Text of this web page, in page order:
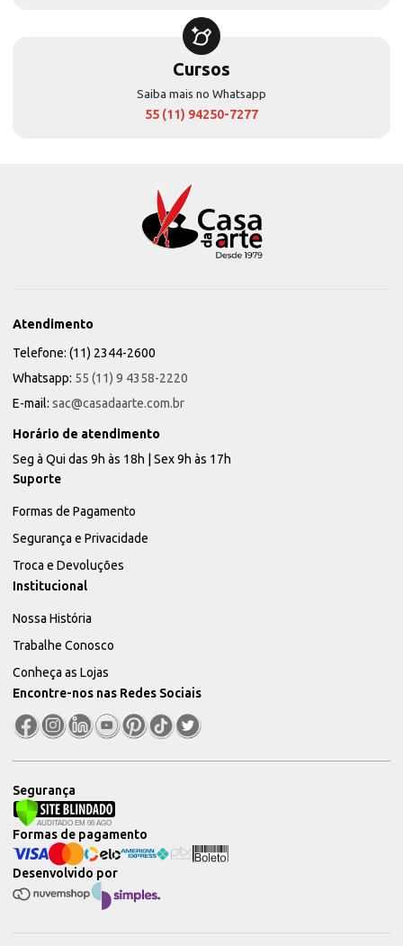
Cursos
Saiba mais no Whatsapp
55 (11) 94250-7277
Atendimento
Telefone: (11) 2344-2600
Whatsapp: 55 (11) 9 4358-2220
E-mail: sac@casadaarte.com.br
Horário de atendimento
Seg à Qui das 9h às 18h | Sex 9h às 17h
Suporte
Formas de Pagamento
Segurança e Privacidade
Troca e Devoluções
Institucional
Nossa História
Trabalhe Conosco
Conheça as Lojas
Encontre-nos nas Redes Sociais
Segurança
Desenvolvido por
Formas de pagamento